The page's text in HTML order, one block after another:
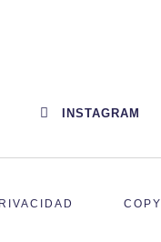
INSTAGRAM